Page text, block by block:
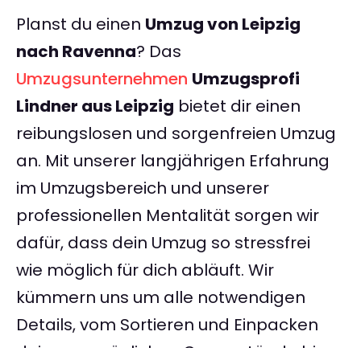
Planst du einen Umzug von Leipzig
nach Ravenna? Das
Umzugsunternehmen Umzugsprofi
Lindner aus Leipzig bietet dir einen
reibungslosen und sorgenfreien Umzug
an. Mit unserer langjährigen Erfahrung
im Umzugsbereich und unserer
professionellen Mentalität sorgen wir
dafür, dass dein Umzug so stressfrei
wie möglich für dich abläuft. Wir
kümmern uns um alle notwendigen
Details, vom Sortieren und Einpacken